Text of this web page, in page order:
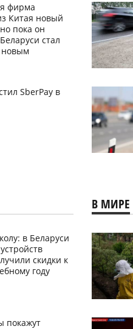
фирма
Китая новый
пока он
стал
новым
SberPay в
в Беларуси
скидки к
году
покажут
В МИРЕ